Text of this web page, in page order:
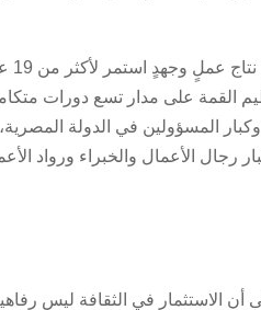
القمة على مدار تسع دورات
المسؤولين في الدولة
الأعمال والخبراء ورواد
في الثقافة ليس رفاهية